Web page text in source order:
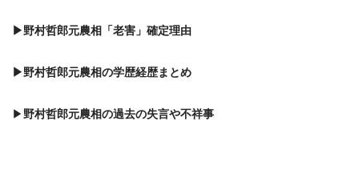
▶野村哲郎元農相「老害」確定理由
▶野村哲郎元農相の学歴経歴まとめ
▶ 野村哲郎元農相の過去の失言や不祥事